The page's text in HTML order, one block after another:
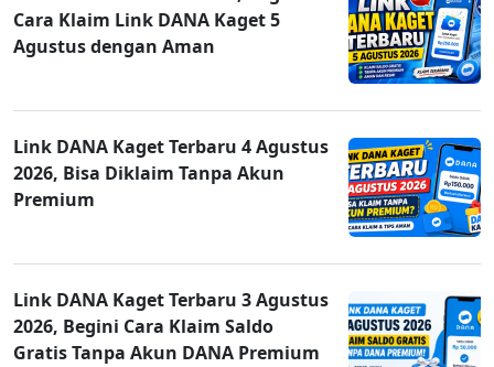
Cara Klaim Link DANA Kaget 5
Agustus dengan Aman
Link DANA Kaget Terbaru 4 Agustus
2026, Bisa Diklaim Tanpa Akun
Premium
Link DANA Kaget Terbaru 3 Agustus
2026, Begini Cara Klaim Saldo
Gratis Tanpa Akun DANA Premium